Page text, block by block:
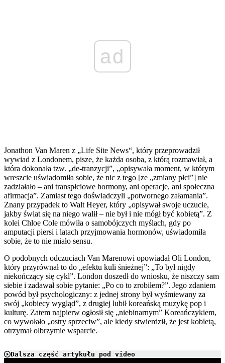
ad
Jonathon Van Maren z „Life Site News“, który przeprowadził
wywiad z Londonem, pisze, że każda osoba, z którą rozmawiał, a
która dokonała tzw. „de-tranzycji”, „opisywała moment, w którym
wreszcie uświadomiła sobie, że nic z tego [ze „zmiany płci”] nie
zadziałało – ani transpłciowe hormony, ani operacje, ani społeczna
afirmacja”. Zamiast tego doświadczyli „potwornego załamania”.
Znany przypadek to Walt Heyer, który „opisywał swoje uczucie,
jakby świat się na niego walił – nie był i nie mógł być kobietą”. Z
kolei Chloe Cole mówiła o samobójczych myślach, gdy po
amputacji piersi i latach przyjmowania hormonów, uświadomiła
sobie, że to nie miało sensu.
O podobnych odczuciach Van Marenowi opowiadał Oli London,
który przyrównał to do „efektu kuli śnieżnej”: „To był nigdy
niekończący się cykl”. London doszedł do wniosku, że niszczy sam
siebie i zadawał sobie pytanie: „Po co to zrobiłem?”. Jego zdaniem
powód był psychologiczny: z jednej strony był wyśmiewany za
swój „kobiecy wygląd”, z drugiej lubił koreańską muzykę pop i
kulturę. Zatem najpierw ogłosił się „niebinarnym” Koreańczykiem,
co wywołało „ostry sprzeciw”, ale kiedy stwierdził, że jest kobietą,
otrzymał olbrzymie wsparcie.
Dalsza część artykułu pod video